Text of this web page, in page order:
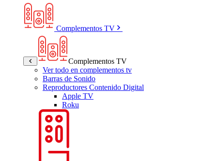
Complementos TV
Complementos TV
Ver todo en complementos tv
Barras de Sonido
Reproductores Contenido Digital
Apple TV
Roku